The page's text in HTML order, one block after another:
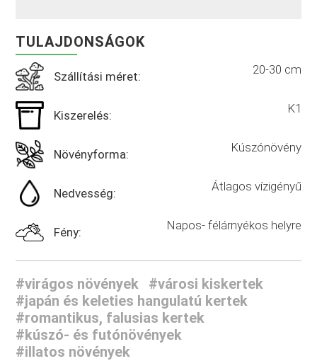
TULAJDONSÁGOK
Szállítási méret: 20-30 cm
Kiszerelés: K1
Növényforma: Kúszónövény
Nedvesség: Átlagos vízigényű
Fény: Napos- félárnyékos helyre
#virágos növények
#városi kiskertek
#japán és keleties hangulatú kertek
#romantikus, falusias kertek
#kúszó- és futónövények
#illatos növények